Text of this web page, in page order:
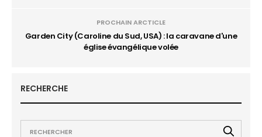
PROCHAIN ARCTICLE
Garden City (Caroline du Sud, USA) : la caravane d'une
église évangélique volée
RECHERCHE